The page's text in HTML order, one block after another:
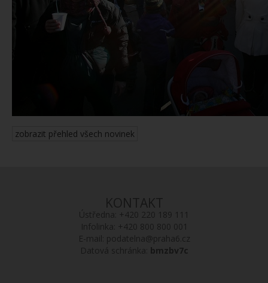
zobrazit přehled všech novinek
KONTAKT
Ústředna: +420 220 189 111
Infolinka: +420 800 800 001
E-mail: podatelna@praha6.cz
Datová schránka: bmzbv7c